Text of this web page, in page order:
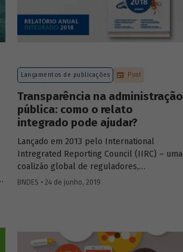
Brasil e de outros quatro países a partir de
seus principais indicadores financeiros,
como rentabilidade e eficiência em custos.
Lançamentos de publicações Post
Transparência na administração
pública: como o relato
integrado pode ajudar?
Lançado em 2013 pelo International
Intregrated Reporting Council (IIRC) – uma
coalizão global de reguladores,
investidores, empresas, organismos de
de forma concisa, para demonstrar como
BNDES • 24 de junho, 2019